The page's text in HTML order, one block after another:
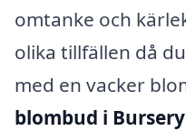
omtanke och
olika tillfällen då
med en vacker
blombud i